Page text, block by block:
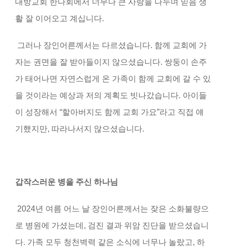
활 잘 이어오고 계십니다.
그러나 장인어른께서는 다르셨습니다. 함께 교회에 가
자는 권면을 잘 받아들이지 않으셨습니다. 쌍둥이 손주
가 태어나면 자연스럽게 온 가족이 함께 교회에 갈 수 있
을 것이라는 예상과 저의 계획도 빗나갔습니다. 아이들
이 성장해서 “할아버지도 함께 교회 가요”라고 직접 얘
기했지만, 따라나서지 않으셨습니다.
갑작스러운 병을 주신 하나님
2024년 여름 어느 날 장인어른께서는 잦은 소화불량으
로 병원에 가셨는데, 검진 결과 위암 진단을 받으셨습니
다. 가족 모두 청천벽력 같은 소식에 너무나 놀랐고, 하